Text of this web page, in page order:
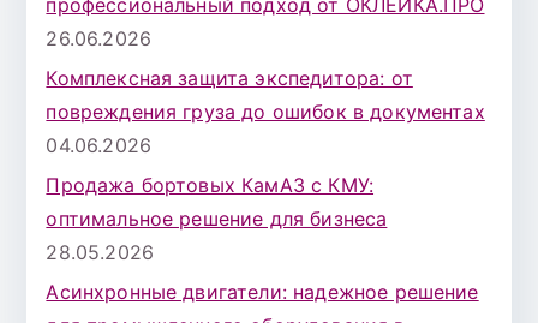
26.06.2026
Комплексная защита экспедитора: от
повреждения груза до ошибок в документах
04.06.2026
Продажа бортовых КамАЗ с КМУ:
оптимальное решение для бизнеса
28.05.2026
Асинхронные двигатели: надежное решение